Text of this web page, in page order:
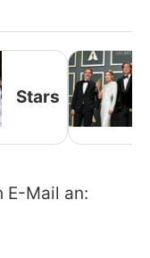
Stars
E-Mail an: